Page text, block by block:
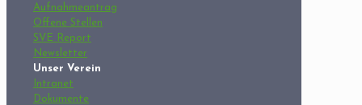
Aufnahmeantrag
Offene Stellen
SVE Report
Newsletter
Unser Verein
Intranet
Dokumente